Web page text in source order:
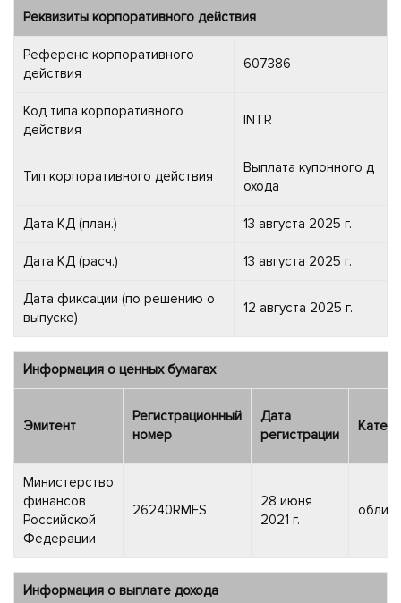
Реквизиты корпоративного действия
Референс корпоративного
действия
607386
Код типа корпоративного
действия
INTR
Тип корпоративного действия
Выплата купонного д
охода
Дата КД (план.) 13 августа 2025 г.
Дата КД (расч.) 13 августа 2025 г.
Дата фиксации (по решению о
выпуске)
12 августа 2025 г.
Информация о ценных бумагах
Эмитент
Регистрационный
номер
Дата
регистрации
Министерство
финансов
Российской
Федерации
26240RMFS
28 июня
2021 г.
Информация о выплате дохода